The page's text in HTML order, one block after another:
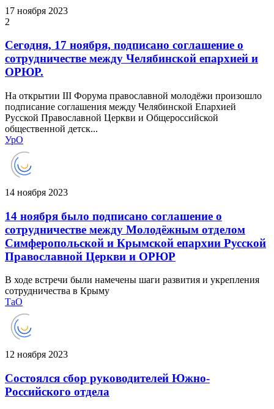
17 ноября 2023
2
Сегодня, 17 ноября, подписано соглашение о
сотрудничестве между Челябинской епархией и
ОРЮР.
На открытии III Форума православной молодёжи произошло
подписание соглашения между Челябинской Епархией
Русской Православной Церкви и Общероссийской
общественной детск...
УрО
14 ноября 2023
14 ноября было подписано соглашение о
сотрудничестве между Молодёжным отделом
Симферопольской и Крымской епархии Русской
Православной Церкви и ОРЮР
В ходе встречи были намечены шаги развития и укрепления
сотрудничества в Крыму
ТаО
12 ноября 2023
Состоялся сбор руководителей Южно-
Российского отдела